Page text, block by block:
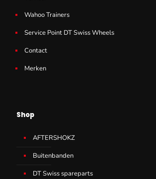
Wahoo Trainers
Service Point DT Swiss Wheels
Contact
Merken
Shop
AFTERSHOKZ
Buitenbanden
DT Swiss spareparts